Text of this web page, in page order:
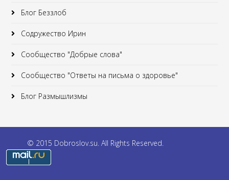
Блог Беззлоб
Содружество Ирин
Сообщество "Добрые слова"
Сообщество "Ответы на письма о здоровье"
Блог Размышлизмы
© 2015 Dobroslov.su. All Rights Reserved.